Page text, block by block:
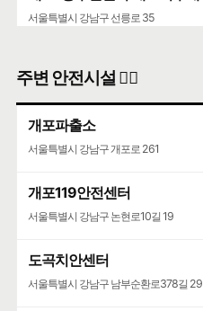
서울특별시 강남구 선릉로 35
주변 안전시설 👮‍♀️
개포파출소
서울특별시 강남구 개포로 261
개포119안전센터
서울특별시 강남구 논현로10길 19
도곡치안센터
서울특별시 강남구 남부순환로378길 29